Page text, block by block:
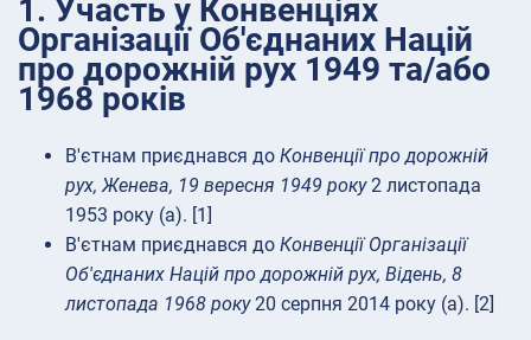
1. Участь у Конвенціях
Організації Об'єднаних Націй
про дорожній рух 1949 та/або
1968 років
В'єтнам приєднався до Конвенції про дорожній
рух, Женева, 19 вересня 1949 року2 листопада
1953 року (a). [1]
В'єтнам приєднався до Конвенції Організації
Об'єднаних Націй про дорожній рух, Відень, 8
листопада 1968 року20 серпня 2014 року (a). [2]